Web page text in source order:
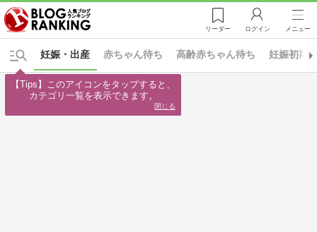
リーダー ログイン メニュー
妊娠・出産 赤ちゃん待ち 高齢赤ちゃん待ち 妊娠初期
【Tips】このアイコンをタップすると、
カテゴリ一覧を表示できます。
閉じる